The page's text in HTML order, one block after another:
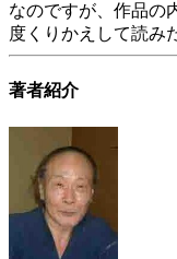
なのですが、作品の
度くりかえして読み
著者紹介